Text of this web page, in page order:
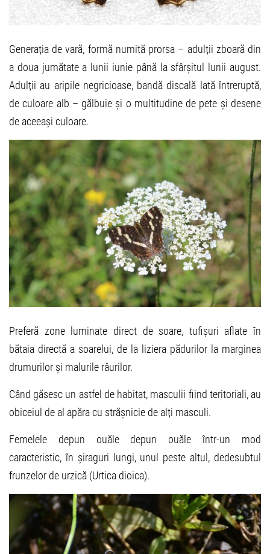
Generația de vară, formă numită prorsa – adulții zboară din
a doua jumătate a lunii iunie până la sfârșitul lunii august.
Adulții au aripile negricioase, bandă discală lată întreruptă,
de culoare alb – gălbuie și o multitudine de pete și desene
de aceeași culoare.
Preferă zone luminate direct de soare, tufișuri aflate în
bătaia directă a soarelui, de la liziera pădurilor la marginea
drumurilor și malurile râurilor.
Când găsesc un astfel de habitat, masculii fiind teritoriali, au
obiceiul de al apăra cu strășnicie de alți masculi.
Femelele depun ouăle depun ouăle într-un mod
caracteristic, în șiraguri lungi, unul peste altul, dedesubtul
frunzelor de urzică (Urtica dioica).